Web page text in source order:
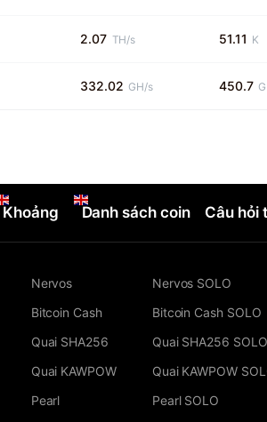
2.07 TH/s 51.11 K
332.02 GH/s 450.7 G
Khoảng Danh sách coin Câu hỏi
Nervos
Bitcoin Cash
Quai SHA256
Quai KAWPOW
Pearl
Nervos SOLO
Bitcoin Cash SOLO
Quai SHA256 SOLO
Quai KAWPOW
Pearl SOLO